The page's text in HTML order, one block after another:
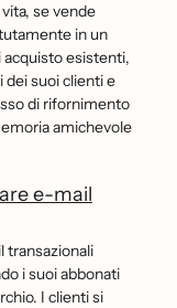
se vende
in un
acquisto esistenti,
dei suoi clienti e
di rifornimento
amichevole
e-mail
transazionali
i suoi abbonati
I clienti si